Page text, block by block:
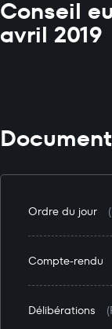
Conseil
avril 2019
Ordre du jour
Compte-rendu
Délibérations